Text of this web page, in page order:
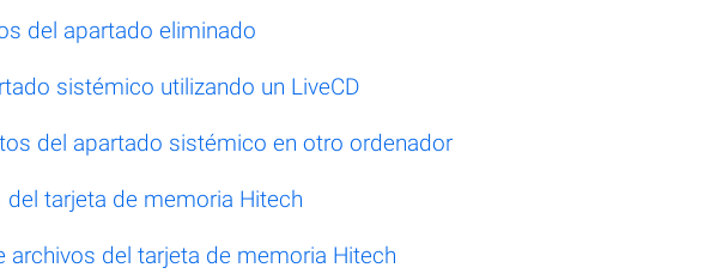
del apartado eliminado
sistémico utilizando un LiveCD
del apartado sistémico en otro ordenador
del tarjeta de memoria Hitech
archivos del tarjeta de memoria Hitech